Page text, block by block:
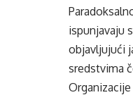
ispunjavaju
objavljujući
sredstvima